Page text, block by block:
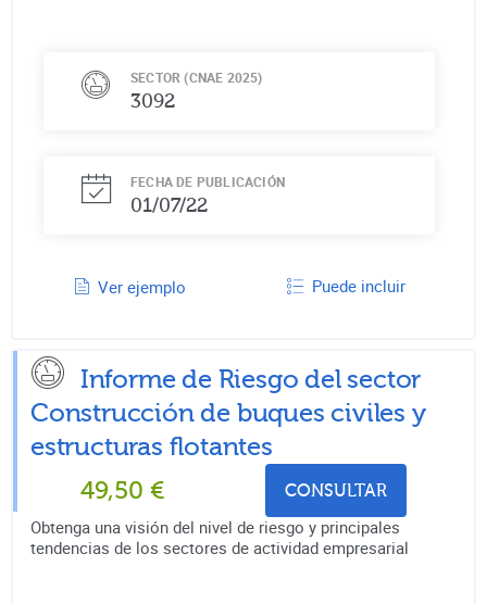
SECTOR (CNAE 2025)
3092
FECHA DE PUBLICACIÓN
01/07/22
Ver ejemplo Puede incluir
Informe de Riesgo del sector
Construcción de buques civiles y
estructuras flotantes
49,50 € CONSULTAR
Obtenga una visión del nivel de riesgo y principales
tendencias de los sectores de actividad empresarial